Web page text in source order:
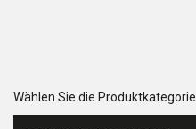
Wählen Sie die Produktkategorie